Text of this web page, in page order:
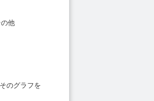
他
のグラフを